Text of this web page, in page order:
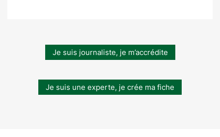
Je suis journaliste, je m’accrédite
Je suis une experte, je crée ma fiche